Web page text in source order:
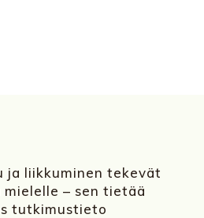
ja liikkuminen tekevät
mielelle – sen tietää
tutkimustieto